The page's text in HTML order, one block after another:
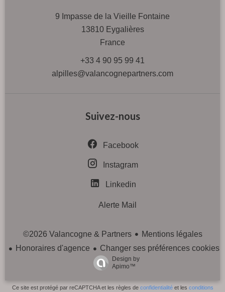
9 Impasse de la Vieille Fontaine
13810Eygalières
France
+33 4 90 95 99 41
alpilles@valancognepartners.com
Suivez-nous
Facebook
Instagram
Linkedin
Alerte Mail
©2026 Valancogne & Partners
Mentions légales
Honoraires d'agence
Changer ses préférences cookies
Design by
Apimo™
Ce site est protégé par reCAPTCHA et les règles de confidentialitéet les conditions